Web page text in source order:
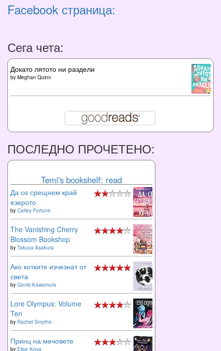
Facebook страница:
Сега чета:
Докато лятото ни раздели
by Meghan Quinn
ПОСЛЕДНО ПРОЧЕТЕНО:
Temi's bookshelf: read
Да се срещнем край
езерото
by Carley Fortune
The Vanishing Cherry
Blossom Bookshop
by Takuya Asakura
Ако котките изчезнат от
света
by Genki Kawamura
Lore Olympus: Volume
Ten
by Rachel Smythe
Принц на мечовете
by Elise Kova